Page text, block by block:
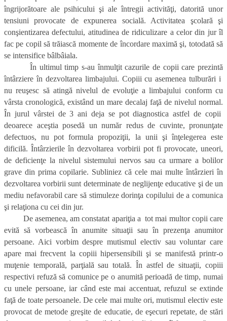
îngrijorătoare ale psihicului şi ale întregii activităţi, datorită unor
tensiuni provocate de expunerea socială. Activitatea şcolară şi
conşientizarea defectului, atitudinea de ridiculizare a celor din jur îl
fac pe copil să trăiască momente de încordare maximă şi, totodată să
se intensifice bâlbâiala.
În ultimul timp s-au înmulţit cazurile de copii care prezintă
întârziere în dezvoltarea limbajului. Copiii cu asemenea tulburări i
nu reuşesc să atingă nivelul de evoluţie a limbajului conform cu
vârsta cronologică, existând un mare decalaj faţă de nivelul normal.
În jurul vârstei de 3 ani deja se pot diagnostica astfel de copii
deoarece aceştia posedă un număr redus de cuvinte, pronunţate
defectuos, nu pot formula propoziţii, la unii şi înţelegerea este
dificilă. Întârzierile în dezvoltarea vorbirii pot fi provocate, uneori,
de deficienţe la nivelul sistemului nervos sau ca urmare a bolilor
grave din prima copilarie. Subliniez că cele mai multe întârzieri în
dezvoltarea vorbirii sunt determinate de neglijenţe educative şi de un
mediu nefavorabil care să stimuleze dorinţa copilului de a comunica
şi relaţiona cu cei din jur.
De asemenea, am constatat apariţia a tot mai multor copii care
evită să vorbească în anumite situaţii sau în prezenţa anumitor
persoane. Aici vorbim despre mutismul electiv sau voluntar care
apare mai frecvent la copiii hipersensibili şi se manifestă printr-o
muţenie temporală, parţială sau totală. În astfel de situaţii, copiii
respectivi refuză să comunice pe o anumită perioadă de timp, numai
cu unele persoane, iar când este mai accentuat, refuzul se extinde
faţă de toate persoanele. De cele mai multe ori, mutismul electiv este
provocat de metode greşite de educatie, de eşecuri repetate, de stări